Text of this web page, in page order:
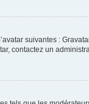
suivantes :
contactez un